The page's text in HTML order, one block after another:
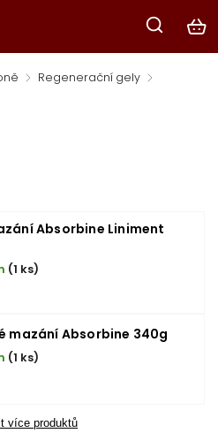
/ Regenerační gely /
Absorbine Liniment
(1 ks)
mazání Absorbine 340g
(1 ks)
více produktů